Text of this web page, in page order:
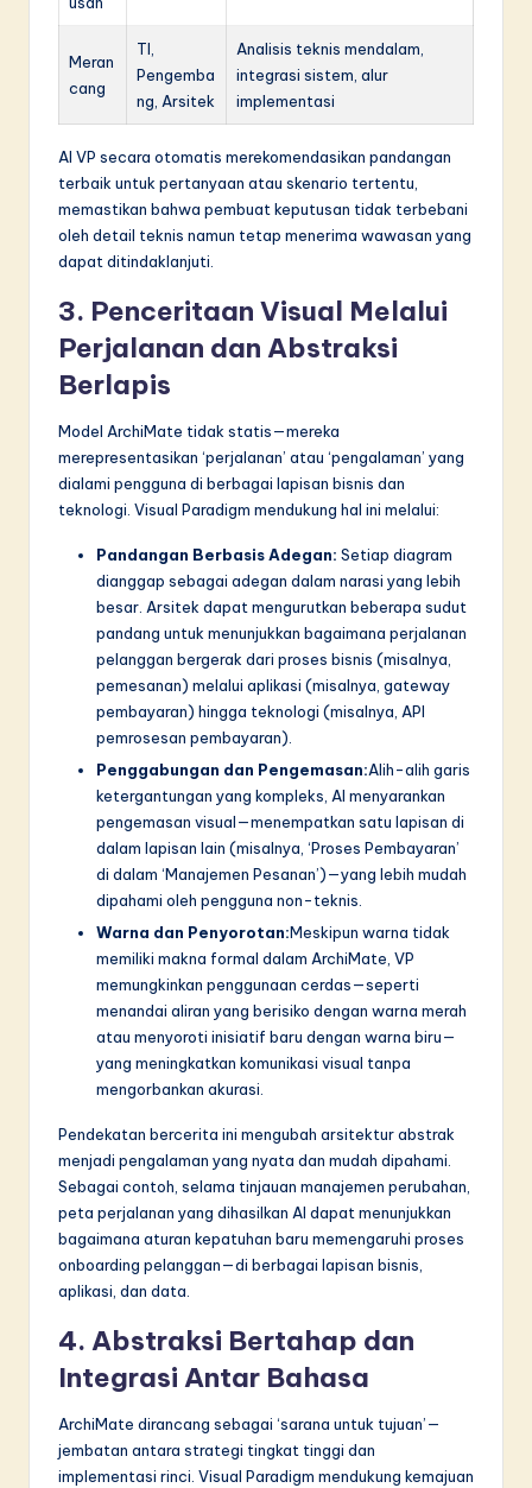
Meran
cang
TI,
Pengemba
ng, Arsitek
Analisis teknis mendalam,
integrasi sistem, alur
implementasi
AI VP secara otomatis merekomendasikan pandangan
terbaik untuk pertanyaan atau skenario tertentu,
memastikan bahwa pembuat keputusan tidak terbebani
oleh detail teknis namun tetap menerima wawasan yang
dapat ditindaklanjuti.
3. Penceritaan Visual Melalui
Perjalanan dan Abstraksi
Berlapis
Model ArchiMate tidak statis—mereka
merepresentasikan ‘perjalanan’ atau ‘pengalaman’ yang
dialami pengguna di berbagai lapisan bisnis dan
teknologi. Visual Paradigm mendukung hal ini melalui:
Pandangan Berbasis Adegan: Setiap diagram
dianggap sebagai adegan dalam narasi yang lebih
besar. Arsitek dapat mengurutkan beberapa sudut
pandang untuk menunjukkan bagaimana perjalanan
pelanggan bergerak dari proses bisnis (misalnya,
pemesanan) melalui aplikasi (misalnya, gateway
pembayaran) hingga teknologi (misalnya, API
pemrosesan pembayaran).
Penggabungan dan Pengemasan:Alih-alih garis
ketergantungan yang kompleks, AI menyarankan
pengemasan visual—menempatkan satu lapisan di
dalam lapisan lain (misalnya, ‘Proses Pembayaran’
di dalam ‘Manajemen Pesanan’)—yang lebih mudah
dipahami oleh pengguna non-teknis.
Warna dan Penyorotan:Meskipun warna tidak
memiliki makna formal dalam ArchiMate, VP
memungkinkan penggunaan cerdas—seperti
menandai aliran yang berisiko dengan warna merah
atau menyoroti inisiatif baru dengan warna biru—
yang meningkatkan komunikasi visual tanpa
mengorbankan akurasi.
Pendekatan bercerita ini mengubah arsitektur abstrak
menjadi pengalaman yang nyata dan mudah dipahami.
Sebagai contoh, selama tinjauan manajemen perubahan,
peta perjalanan yang dihasilkan AI dapat menunjukkan
bagaimana aturan kepatuhan baru memengaruhi proses
onboarding pelanggan—di berbagai lapisan bisnis,
aplikasi, dan data.
4. Abstraksi Bertahap dan
Integrasi Antar Bahasa
ArchiMate dirancang sebagai ‘sarana untuk tujuan’—
jembatan antara strategi tingkat tinggi dan
implementasi rinci. Visual Paradigm mendukung kemajuan